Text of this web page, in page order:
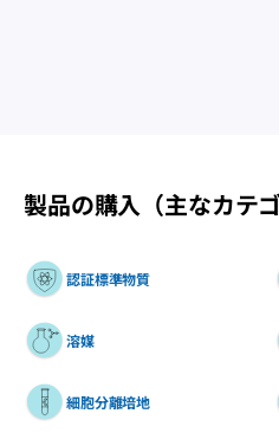
製品の購入（主なカテゴ
認証標準物質
溶媒
細胞分離培地